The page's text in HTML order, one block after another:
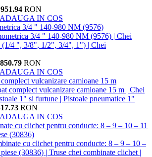
951.94 RON
ADAUGA IN COS
3/4 " 140-980 NM (9576)
850.79 RON
ADAUGA IN COS
vulcanizare camioane 15 m
RON
ADAUGA IN COS
cu clichet pentru conducte: 8 – 9 – 10 – 11
(30836)